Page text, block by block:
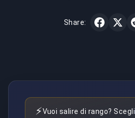
Share:
⚡Vuoi salire di rango? Scegli